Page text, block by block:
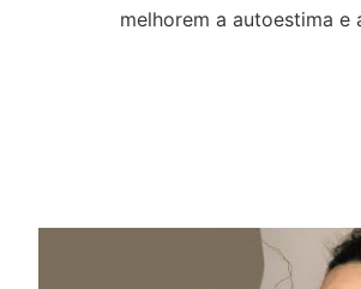
melhorem a autoestima e